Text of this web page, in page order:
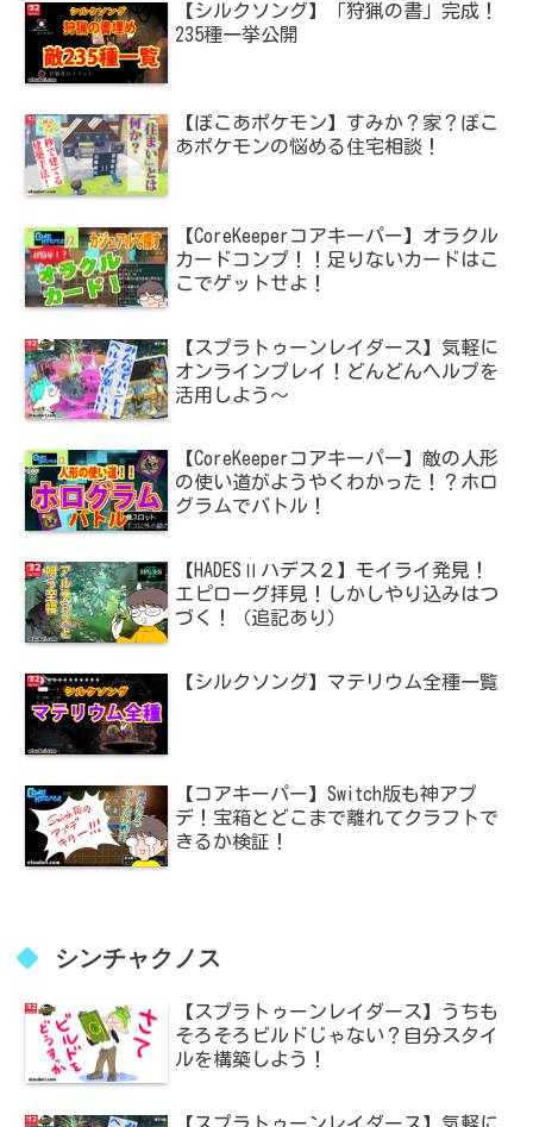
【シルクソング】「狩猟の書」完成！
235種一挙公開
【ぽこあポケモン】すみか？家？ぽこ
あポケモンの悩める住宅相談！
【CoreKeeperコアキーパー】オラクル
カードコンプ！！足りないカードはこ
こでゲットせよ！
【スプラトゥーンレイダース】気軽に
オンラインプレイ！どんどんヘルプを
活用しよう～
【CoreKeeperコアキーパー】敵の人形
の使い道がようやくわかった！？ホロ
グラムでバトル！
【HADESⅡハデス２】モイライ発見！
エピローグ拝見！しかしやり込みはつ
づく！（追記あり）
【シルクソング】マテリウム全種一覧
【コアキーパー】Switch版も神アプ
デ！宝箱とどこまで離れてクラフトで
きるか検証！
シンチャクノス
【スプラトゥーンレイダース】うちも
そろそろビルドじゃない？自分スタイ
ルを構築しよう！
【スプラトゥーンレイダース】気軽に